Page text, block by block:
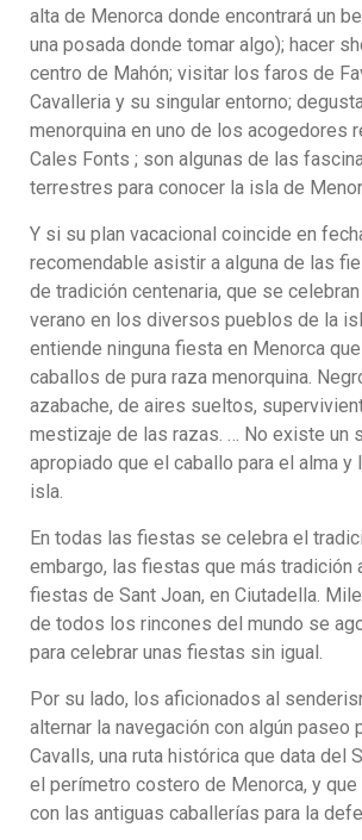
alta de Menorca donde encontrará un
una posada donde tomar algo); hacer
centro de Mahón; visitar los faros de
Cavalleria y su singular entorno;
menorquina en uno de los acogedores
Cales Fonts ; son algunas de las
terrestres para conocer la isla de
Y si su plan vacacional coincide en
recomendable asistir a alguna de las
de tradición centenaria, que se
verano en los diversos pueblos de la
entiende ninguna fiesta en Menorca
caballos de pura raza menorquina.
azabache, de aires sueltos,
mestizaje de las razas. … No existe un
apropiado que el caballo para el alma y
isla.
En todas las fiestas se celebra el
embargo, las fiestas que más tradición
fiestas de Sant Joan, en Ciutadella.
de todos los rincones del mundo se
para celebrar unas fiestas sin igual.
Por su lado, los aficionados al
alternar la navegación con algún paseo
Cavalls, una ruta histórica que data del
el perímetro costero de Menorca, y
con las antiguas caballerías para la